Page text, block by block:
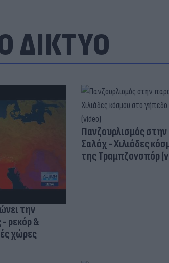
ΔΙΚΤΥΟ
την
ρεκόρ &
χώρες
Πανζουρλισμός
Σαλάχ - Χιλιάδες
της Τραμπζονσπόρ